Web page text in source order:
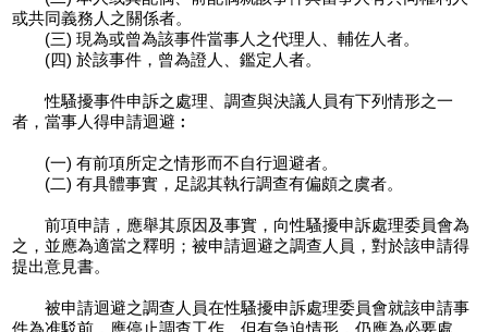
或共同義務人之關係者。
(三) 現為或曾為該事件當事人之代理人、輔佐人者。
(四) 於該事件，曾為證人、鑑定人者。
性騷擾事件申訴之處理、調查與決議人員有下列情形之一
者，當事人得申請迴避︰
(一) 有前項所定之情形而不自行迴避者。
(二) 有具體事實，足認其執行調查有偏頗之虞者。
前項申請，應舉其原因及事實，向性騷擾申訴處理委員會為
之，並應為適當之釋明；被申請迴避之調查人員，對於該申請得
提出意見書。
被申請迴避之調查人員在性騷擾申訴處理委員會就該申請事
件為准駁前，應停止調查工作。但有急迫情形，仍應為必要處